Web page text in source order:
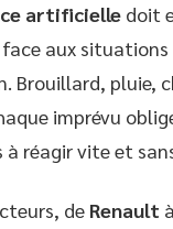
artificielle doit
face aux situations
Brouillard, pluie,
imprévu
réagir vite et
de Renault à